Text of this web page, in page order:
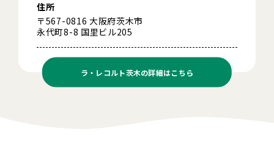
住所
〒567-0816 大阪府茨木市
永代町8-8 国里ビル205
ラ・レコルト茨木の詳細はこちら